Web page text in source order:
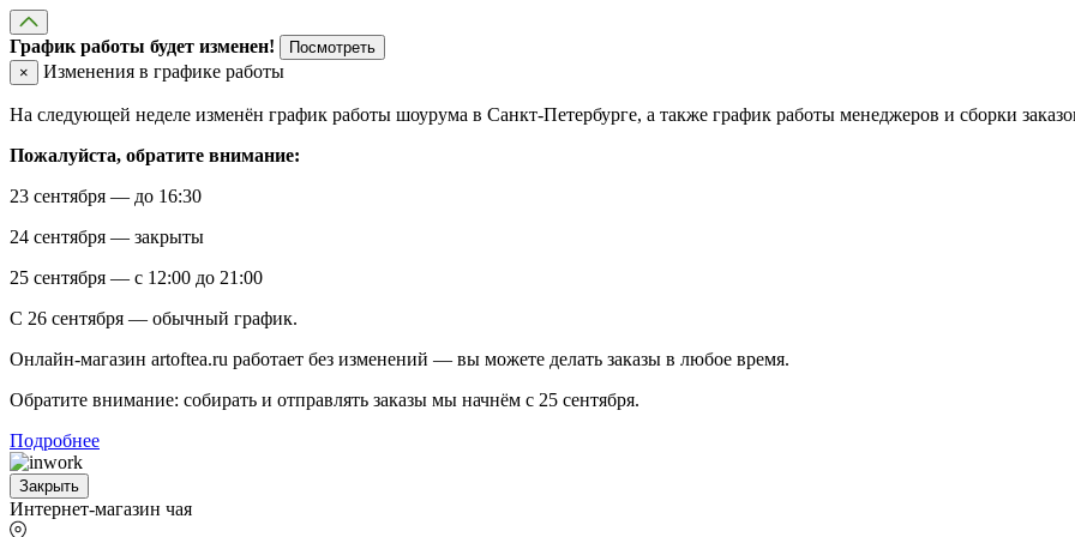
График работы будет изменен!
Посмотреть
×
Изменения в графике работы
На следующей неделе изменён график работы шоурума в Санкт-Петербурге, а также график работы менеджеров и сборки
Пожалуйста, обратите внимание:
23 сентября — до 16:30
24 сентября — закрыты
25 сентября — с 12:00 до 21:00
С 26 сентября — обычный график.
Онлайн-магазин artoftea.ru работает без изменений — вы можете делать заказы в любое время.
Обратите внимание: собирать и отправлять заказы мы начнём с 25 сентября.
Подробнее
Закрыть
Интернет-магазин чая